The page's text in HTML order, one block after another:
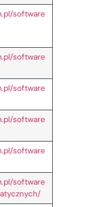
software
software
software
software
software
software